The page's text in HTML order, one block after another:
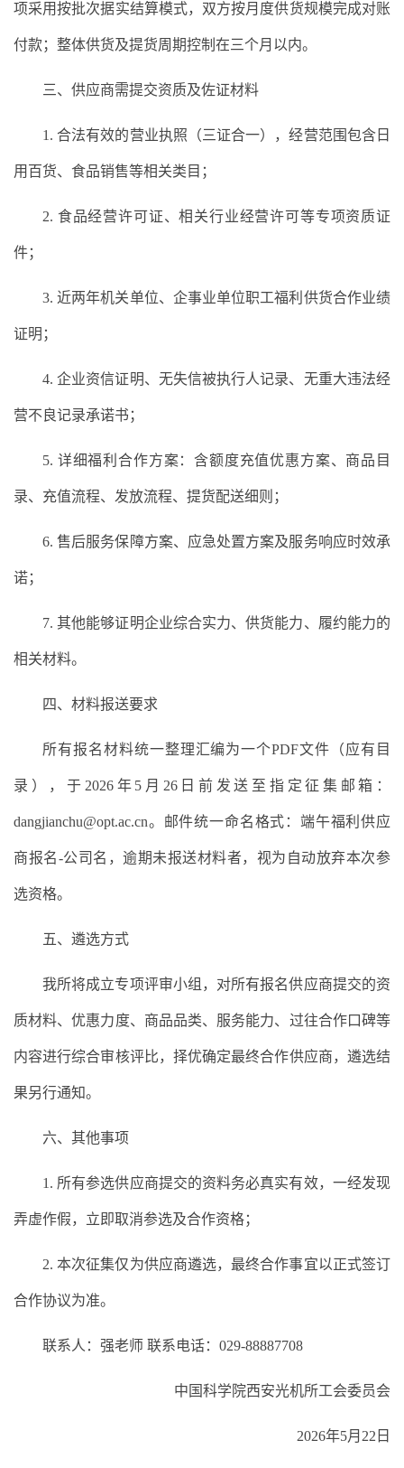
项采用按批次据实结算模式，双方按月度供货规模完成对账
付款；整体供货及提货周期控制在三个月以内。
三、供应商需提交资质及佐证材料
1. 合法有效的营业执照（三证合一），经营范围包含日
用百货、食品销售等相关类目；
2. 食品经营许可证、相关行业经营许可等专项资质证
件；
3. 近两年机关单位、企事业单位职工福利供货合作业绩
证明；
4. 企业资信证明、无失信被执行人记录、无重大违法经
营不良记录承诺书；
5. 详细福利合作方案：含额度充值优惠方案、商品目
录、充值流程、发放流程、提货配送细则；
6. 售后服务保障方案、应急处置方案及服务响应时效承
诺；
7. 其他能够证明企业综合实力、供货能力、履约能力的
相关材料。
四、材料报送要求
所有报名材料统一整理汇编为一个PDF文件（应有目
录），于2026年5月26日前发送至指定征集邮箱：
dangjianchu@opt.ac.cn。邮件统一命名格式：端午福利供应
商报名-公司名，逾期未报送材料者，视为自动放弃本次参
选资格。
五、遴选方式
我所将成立专项评审小组，对所有报名供应商提交的资
质材料、优惠力度、商品品类、服务能力、过往合作口碑等
内容进行综合审核评比，择优确定最终合作供应商，遴选结
果另行通知。
六、其他事项
1. 所有参选供应商提交的资料务必真实有效，一经发现
弄虚作假，立即取消参选及合作资格；
2. 本次征集仅为供应商遴选，最终合作事宜以正式签订
合作协议为准。
联系人：强老师 联系电话：029-88887708
中国科学院西安光机所工会委员会
2026年5月22日